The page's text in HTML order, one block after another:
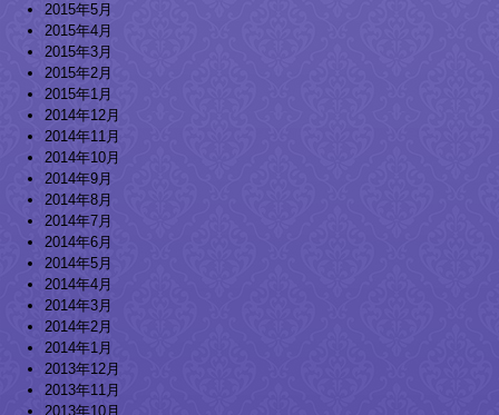
2015年5月
2015年4月
2015年3月
2015年2月
2015年1月
2014年12月
2014年11月
2014年10月
2014年9月
2014年8月
2014年7月
2014年6月
2014年5月
2014年4月
2014年3月
2014年2月
2014年1月
2013年12月
2013年11月
2013年10月